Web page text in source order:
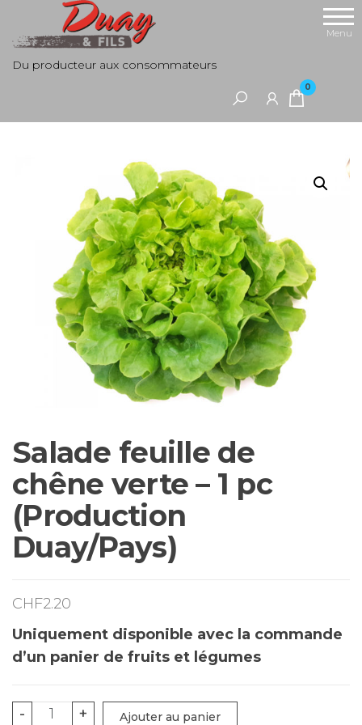
Du producteur aux consommateurs
0
Menu
Salade feuille de
chêne verte – 1 pc
(Production
Duay/Pays)
CHF2.20
Uniquement disponible avec la commande
d’un panier de fruits et légumes
-
quantité
+ Ajouter au panier